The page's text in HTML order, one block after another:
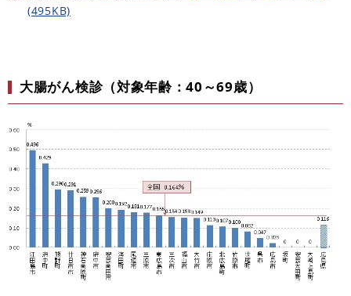
(495KB)
大腸がん検診（対象年齢：40～69歳）